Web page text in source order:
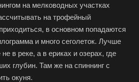
на мелководных участках
на трофейный
в основном попадаются
и много сеголеток. Лучше
в реке, а в ериках и озерах, где
глубин. Там же на спиннинг с
окуня.